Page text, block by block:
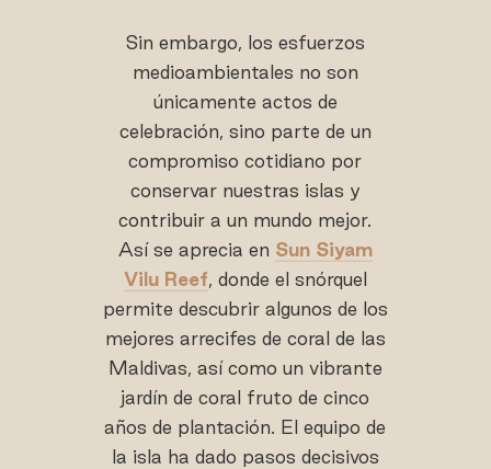
Sin embargo, los esfuerzos
medioambientales no son
únicamente actos de
celebración, sino parte de un
compromiso cotidiano por
conservar nuestras islas y
contribuir a un mundo mejor.
Así se aprecia en Sun Siyam
Vilu Reef, donde el snórquel
permite descubrir algunos de los
mejores arrecifes de coral de las
Maldivas, así como un vibrante
jardín de coral fruto de cinco
años de plantación. El equipo de
la isla ha dado pasos decisivos